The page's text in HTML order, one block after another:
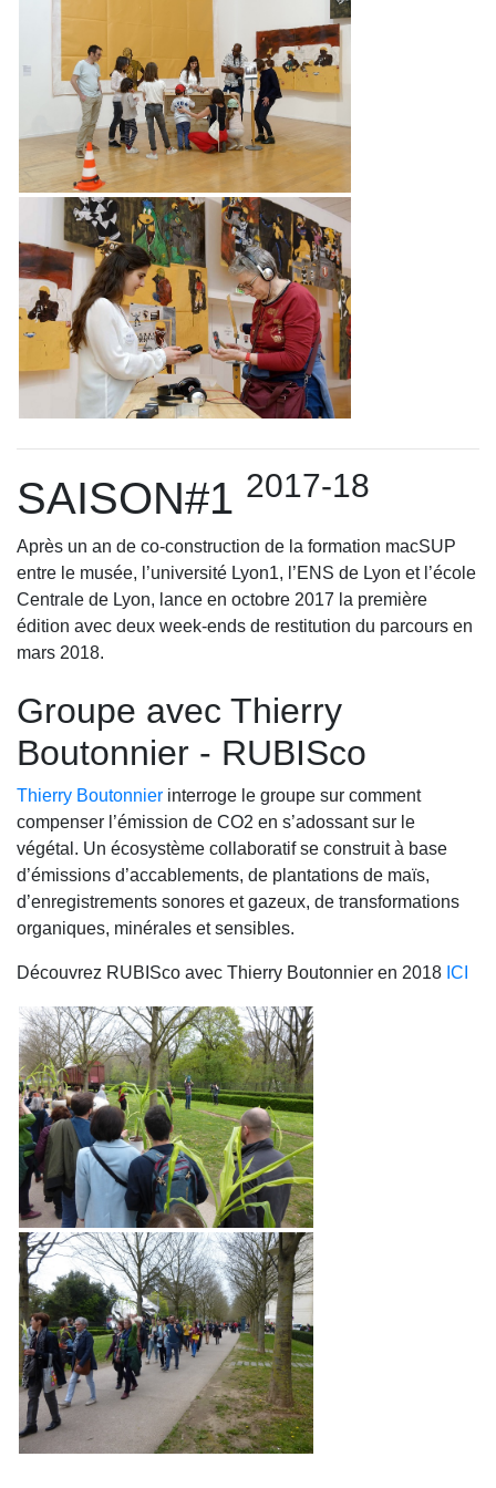
SAISON#1 2017-18
Après un an de co-construction de la formation macSUP
entre le musée, l’université Lyon1, l’ENS de Lyon et l’école
Centrale de Lyon, lance en octobre 2017 la première
édition avec deux week-ends de restitution du parcours en
mars 2018.
Groupe avec Thierry
Boutonnier - RUBISco
Thierry Boutonnier interroge le groupe sur comment
compenser l’émission de CO2 en s’adossant sur le
végétal. Un écosystème collaboratif se construit à base
d’émissions d’accablements, de plantations de maïs,
d’enregistrements sonores et gazeux, de transformations
organiques, minérales et sensibles.
Découvrez RUBISco avec Thierry Boutonnier en 2018 ICI